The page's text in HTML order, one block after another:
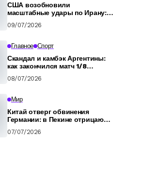
США возобновили
масштабные удары по Ирану:
09/07/2026
Главное Спорт
Скандал и камбэк Аргентины:
как закончился матч 1/8
08/07/2026
Мир
Китай отверг обвинения
Германии: в Пекине отрицают
военных
07/07/2026